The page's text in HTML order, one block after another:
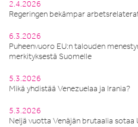
2.4.2026
Regeringen bekämpar
6.3.2026
Puheenvuoro EU:n talouden
merkityksestä Suomelle
5.3.2026
Mikä yhdistää Venezuelaa ja Irania?
5.3.2026
Neljä vuotta Venäjän brutaalia sotaa